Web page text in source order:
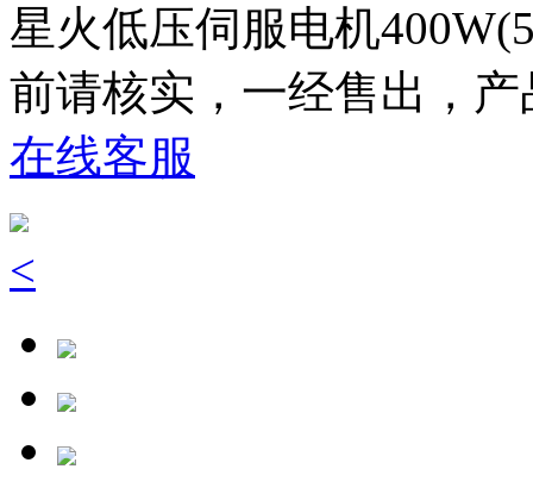
星火低压伺服电机
前请核实，一经售出，
在线客服
<